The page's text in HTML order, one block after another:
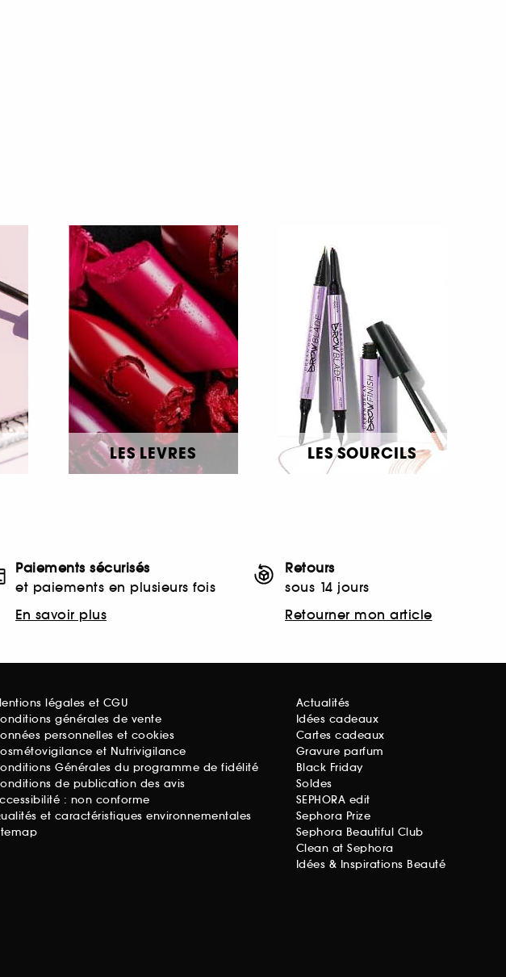
LES LEVRES LES SOURCILS
Paiements sécurisés
et paiements en plusieurs fois
En savoir plus
Retours
sous 14 jours
Retourner mon article
légales et CGU
générales de vente
personnelles et cookies
et Nutrivigilance
Générales du programme de fidélité
de publication des avis
: non conforme
et caractéristiques environnementales
Actualités
Idées cadeaux
Cartes cadeaux
Gravure parfum
Black Friday
Soldes
SEPHORA edit
Sephora Prize
Sephora Beautiful Club
Clean at Sephora
Idées & Inspirations Beauté